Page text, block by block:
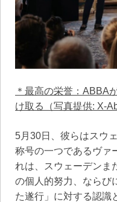
＊最高の栄誉：ABBA
け取る（写真提供: X-
5月30日、彼らはスウ
称号の一つであるヴァ
れは、スウェーデンま
の個人的努力、ならび
た遂行」に対する認識